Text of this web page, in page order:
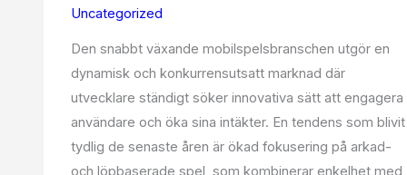
Uncategorized
Den snabbt växande mobilspelsbranschen utgör en
dynamisk och konkurrensutsatt marknad där
utvecklare ständigt söker innovativa sätt att engagera
användare och öka sina intäkter. En tendens som blivit
tydlig de senaste åren är ökad fokusering på arkad-
och löpbaserade spel, som kombinerar enkelhet med